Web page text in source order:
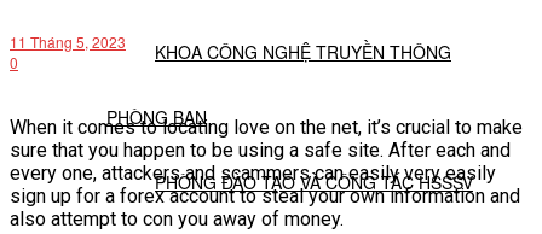
KHOA CÔNG NGHỆ TRUYỀN THÔNG
PHÒNG BAN
PHÒNG ĐÀO TẠO VÀ CÔNG TÁC HSSSV
11 Tháng 5, 2023
0
When it comes to locating love on the net, it’s crucial to make
sure that you happen to be using a safe site. After each and
every one, attackers and scammers can easily very easily
sign up for a forex account to steal your own information and
also attempt to con you away of money.